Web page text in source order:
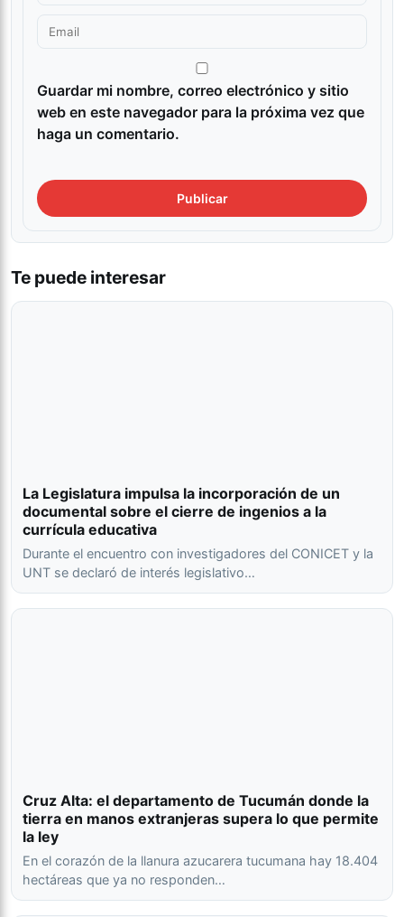
Guardar mi nombre, correo electrónico y sitio
web en este navegador para la próxima vez que
haga un comentario.
Te puede interesar
La Legislatura impulsa la incorporación de un
documental sobre el cierre de ingenios a la
currícula educativa
Durante el encuentro con investigadores del CONICET y la
UNT se declaró de interés legislativo…
Cruz Alta: el departamento de Tucumán donde la
tierra en manos extranjeras supera lo que permite
la ley
En el corazón de la llanura azucarera tucumana hay 18.404
hectáreas que ya no responden…